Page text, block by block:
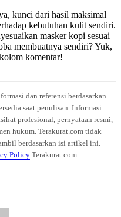
kunci dari hasil maksimal
kebutuhan kulit sendiri.
masker kopi sesuai
membuatnya sendiri? Yuk,
komentar!
dan referensi berdasarkan
saat penulisan. Informasi
profesional, pernyataan resmi,
hukum. Terakurat.com tidak
berdasarkan isi artikel ini.
PolicyTerakurat.com.